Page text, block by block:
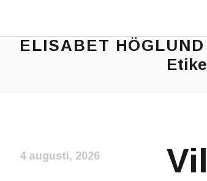
ELISABET HÖGLUND
Journalist, författare och konstnär
4 augusti, 2026